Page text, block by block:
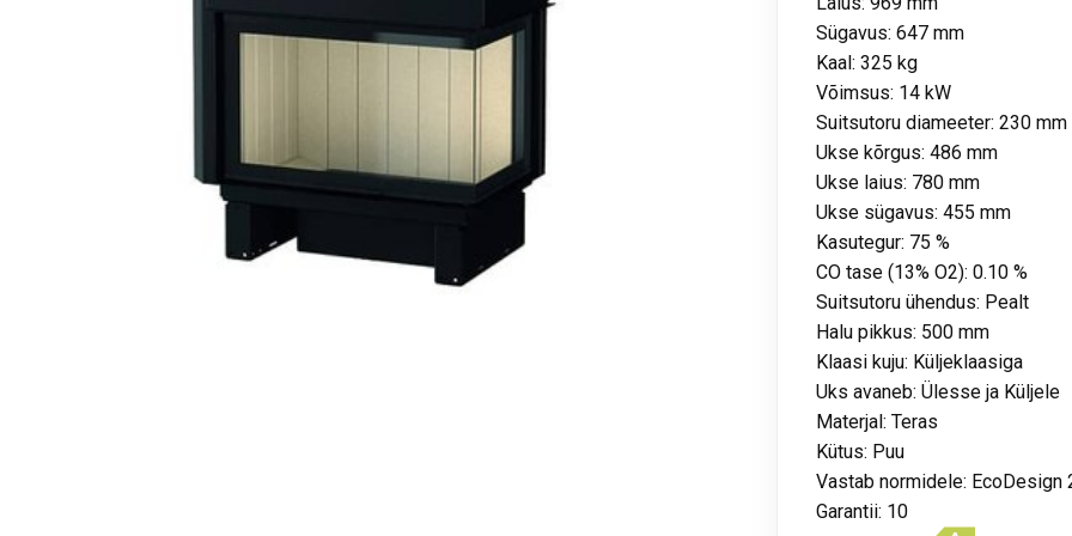
Sügavus: 647 mm
Kaal: 325 kg
Võimsus: 14 kW
Suitsutoru diameeter: 230 mm
Ukse kõrgus: 486 mm
Ukse laius: 780 mm
Ukse sügavus: 455 mm
Kasutegur: 75 %
CO tase (13% O2): 0.10 %
Suitsutoru ühendus: Pealt
Halu pikkus: 500 mm
Klaasi kuju: Küljeklaasiga
Uks avaneb: Ülesse ja Küljele
Materjal: Teras
Kütus: Puu
Vastab normidele: EcoDesign
Garantii: 10